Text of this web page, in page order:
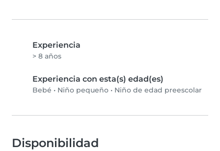
Experiencia
> 8 años
Experiencia con esta(s) edad(es)
Bebé • Niño pequeño • Niño de edad preescolar
Disponibilidad